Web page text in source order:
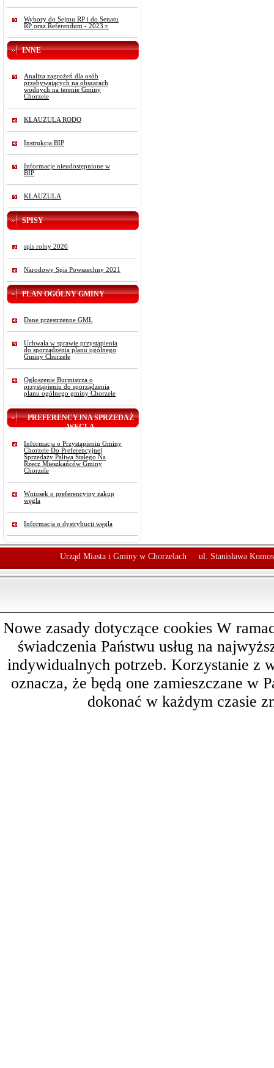
Wybory do Sejmu RP i do Senatu
RP oraz Referendum - 2023 r.
INNE
Analiza zagrożeń dla osób
przebywających na obszarach
wodnych na terenie Gminy
Chorzele
KLAUZULA RODO
Instrukcja BIP
Informacje nieudostępnione w
BIP
KLAUZULA
SPISY
spis rolny 2020
Narodowy Spis Powszechny 2021
PLAN OGÓLNY GMINY
Dane przestrzenne GML
Uchwała w sprawie przystąpienia
do sporządzenia planu ogólnego
Gminy Chorzele
Ogłoszenie Burmistrza o
przystąpieniu do sporządzenia
planu ogólnego gminy Chorzele
PREFERENCYJNA SPRZEDAŻ
WĘGLA
Informacja o Przystąpieniu Gminy
Chorzele Do Preferencyjnej
Sprzedaży Paliwa Stałego Na
Rzecz Mieszkańców Gminy
Chorzele
Wniosek o preferencyjny zakup
węgla
Informacja o dystrybucji węgla
Urząd Miasta i Gminy w Chorzelach ul. Stanisława
Nowe zasady dotyczące cookies W
świadczenia Państwu usług na
indywidualnych potrzeb. Korzystanie z
oznacza, że będą one zamieszczane w
dokonać w każdym czasie